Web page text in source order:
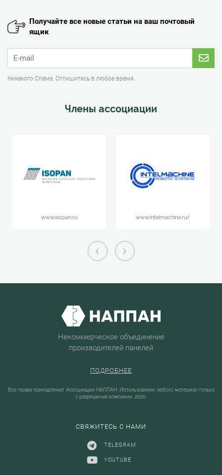
Получайте все новые статьи на ваш почтовый
ящик
Никакого Спама. Отпишитесь в любое время.
Члены ассоциации
www.isopan.ru www.intelmachine.ru/
‹ ›
Некоммерческое объединение
производителей панелей
ПОДРОБНЕЕ
Все права принадлежат Ассоциации НАППАН. Использование любого материал только
с разрешения компании. 2020.
СВЯЖИТЕСЬ С НАМИ
TELEGRAM
YOUTUBE